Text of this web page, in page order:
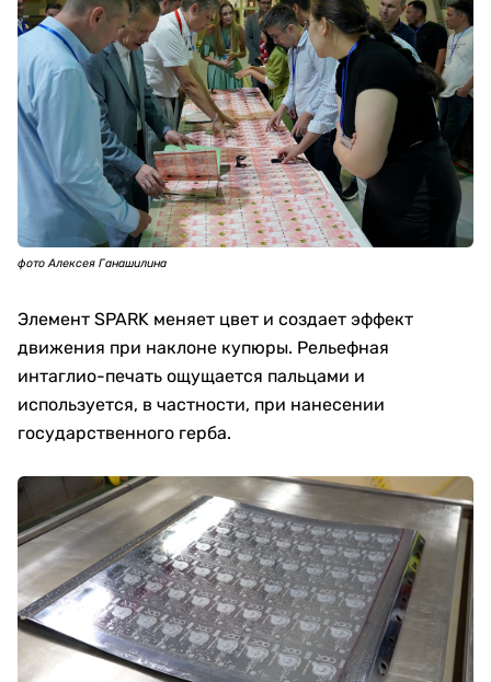
фото Алексея Ганашилина
Элемент SPARK меняет цвет и создает эффект
движения при наклоне купюры. Рельефная
интаглио-печать ощущается пальцами и
используется, в частности, при нанесении
государственного герба.